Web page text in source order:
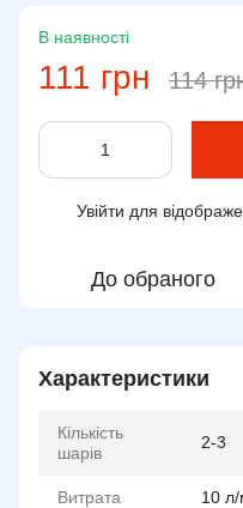
В наявності
111 грн 114
Увійти для
До обраного
Характеристики
Кількість
шарів
2-3
Витрата 10